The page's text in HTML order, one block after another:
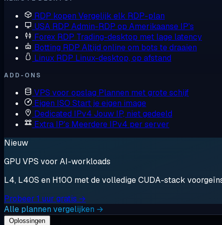
RDP kopen Vergelijk elk RDP-plan
USA RDP Admin-RDP op Amerikaanse IP's
Forex RDP Trading-desktop met lage latency
Botting RDP Altijd online om bots te draaien
Linux RDP Linux-desktop, op afstand
ADD-ONS
VPS voor opslag Plannen met grote schijf
Eigen ISO Start je eigen image
Dedicated IPv4 Jouw IP, niet gedeeld
Extra IP's Meerdere IPv4 per server
Nieuw
GPU VPS voor AI-workloads
L4, L40S en H100 met de volledige CUDA-stack
Probeer 1 uur gratis →
Alle plannen vergelijken →